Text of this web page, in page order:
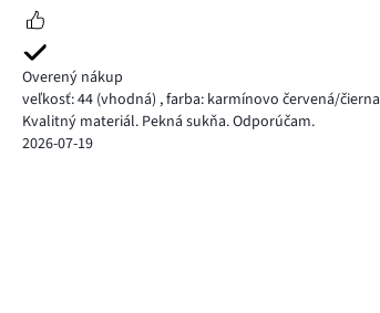
Overený nákup
veľkosť: 44 (vhodná) ,farba: karmínovo červená/čierna
Kvalitný materiál. Pekná sukňa. Odporúčam.
2026-07-19